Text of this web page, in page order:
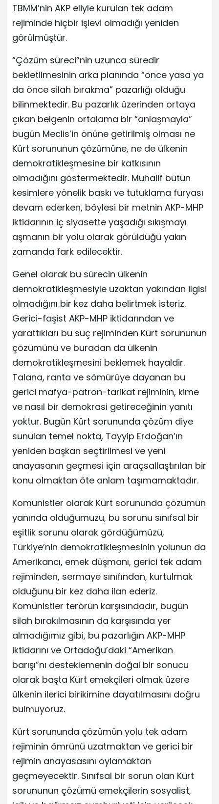
TBMM’nin AKP eliyle kurulan tek adam
rejiminde hiçbir işlevi olmadığı yeniden
görülmüştür.
“Çözüm süreci”nin uzunca süredir
bekletilmesinin arka planında “önce yasa ya
da önce silah bırakma” pazarlığı olduğu
bilinmektedir. Bu pazarlık üzerinden ortaya
çıkan belgenin ortalama bir “anlaşmayla”
bugün Meclis’in önüne getirilmiş olması ne
Kürt sorununun çözümüne, ne de ülkenin
demokratikleşmesine bir katkısının
olmadığını göstermektedir. Muhalif bütün
kesimlere yönelik baskı ve tutuklama furyası
devam ederken, böylesi bir metnin AKP-MHP
iktidarının iç siyasette yaşadığı sıkışmayı
aşmanın bir yolu olarak görüldüğü yakın
zamanda fark edilecektir.
Genel olarak bu sürecin ülkenin
demokratikleşmesiyle uzaktan yakından ilgisi
olmadığını bir kez daha belirtmek isteriz.
Gerici-faşist AKP-MHP iktidarından ve
yarattıkları bu suç rejiminden Kürt sorununun
çözümünü ve buradan da ülkenin
demokratikleşmesini beklemek hayaldir.
Talana, ranta ve sömürüye dayanan bu
gerici mafya-patron-tarikat rejiminin, kime
ve nasıl bir demokrasi getireceğinin yanıtı
yoktur. Bugün Kürt sorununda çözüm diye
sunulan temel nokta, Tayyip Erdoğan’ın
yeniden başkan seçtirilmesi ve yeni
anayasanın geçmesi için araçsallaştırılan bir
konu olmaktan öte anlam taşımamaktadır.
Komünistler olarak Kürt sorununda çözümün
yanında olduğumuzu, bu sorunu sınıfsal bir
eşitlik sorunu olarak gördüğümüzü,
Türkiye’nin demokratikleşmesinin yolunun da
Amerikancı, emek düşmanı, gerici tek adam
rejiminden, sermaye sınıfından, kurtulmak
olduğunu bir kez daha ilan ederiz.
Komünistler terörün karşısındadır, bugün
silah bırakılmasının da karşısında yer
almadığımız gibi, bu pazarlığın AKP-MHP
iktidarını ve Ortadoğu’daki “Amerikan
barışı”nı desteklemenin doğal bir sonucu
olarak başta Kürt emekçileri olmak üzere
ülkenin ilerici birikimine dayatılmasını doğru
bulmuyoruz.
Kürt sorununda çözümün yolu tek adam
rejiminin ömrünü uzatmaktan ve gerici bir
rejimin anayasasını oylamaktan
geçmeyecektir. Sınıfsal bir sorun olan Kürt
sorununun çözümü emekçilerin sosyalist,